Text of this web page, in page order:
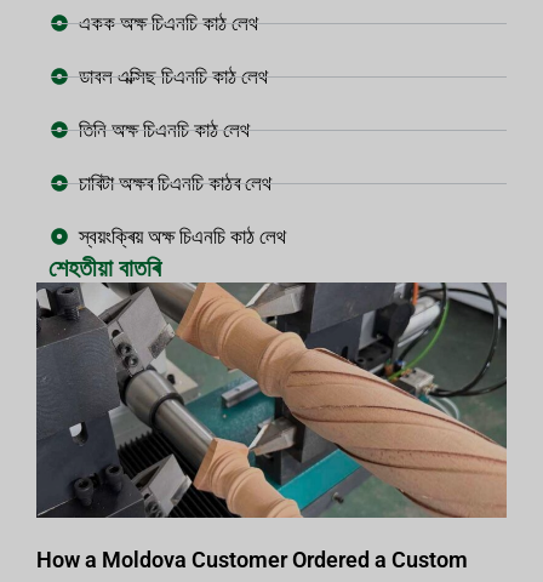
একক অক্ষ চিএনচি কাঠ লেথ
ডাবল এক্সিছ চিএনচি কাঠ লেথ
তিনি অক্ষ চিএনচি কাঠ লেথ
চাৰিটা অক্ষৰ চিএনচি কাঠৰ লেথ
স্বয়ংক্ৰিয় অক্ষ চিএনচি কাঠ লেথ
শেহতীয়া বাতৰি
How a Moldova Customer Ordered a Custom